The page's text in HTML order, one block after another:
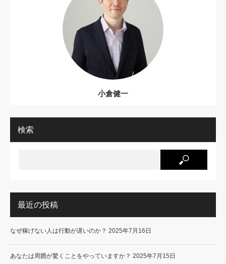
小倉健一
検索
最近の投稿
なぜ稼げない人は行動が遅いのか？ 2025年7月16日
あなたは周囲が驚くことをやっていますか？ 2025年7月15日